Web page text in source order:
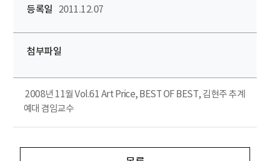
등록일
2011.12.07
첨부파일
2008년 11월 Vol.61 Art Price, BEST OF BEST, 김현주 추계
예대 겸임교수